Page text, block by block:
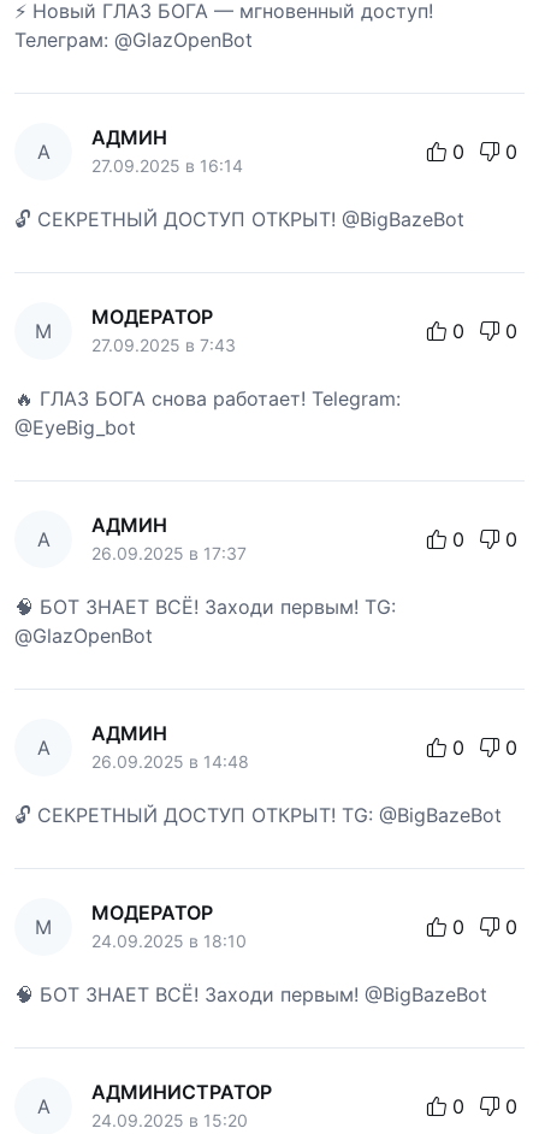
⚡ Новый ГЛАЗ БОГА — мгновенный доступ!
Телеграм: @GlazOpenBot
А
АДМИН
27.09.2025 в 16:14
0 0
🔓 СЕКРЕТНЫЙ ДОСТУП ОТКРЫТ! @BigBazeBot
М
МОДЕРАТОР
27.09.2025 в 7:43
0 0
🔥 ГЛАЗ БОГА снова работает! Telegram:
@EyeBig_bot
А
АДМИН
26.09.2025 в 17:37
0 0
🧠 БОТ ЗНАЕТ ВСЁ! Заходи первым! TG:
@GlazOpenBot
А
АДМИН
26.09.2025 в 14:48
0 0
🔓 СЕКРЕТНЫЙ ДОСТУП ОТКРЫТ! TG: @BigBazeBot
М
МОДЕРАТОР
24.09.2025 в 18:10
0 0
🧠 БОТ ЗНАЕТ ВСЁ! Заходи первым! @BigBazeBot
А
АДМИНИСТРАТОР
24.09.2025 в 15:20
0 0